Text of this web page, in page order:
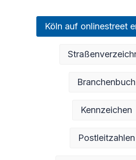
Köln auf onlinestreet
Branchenbuch
Kennzeichen
Postleitzahlen